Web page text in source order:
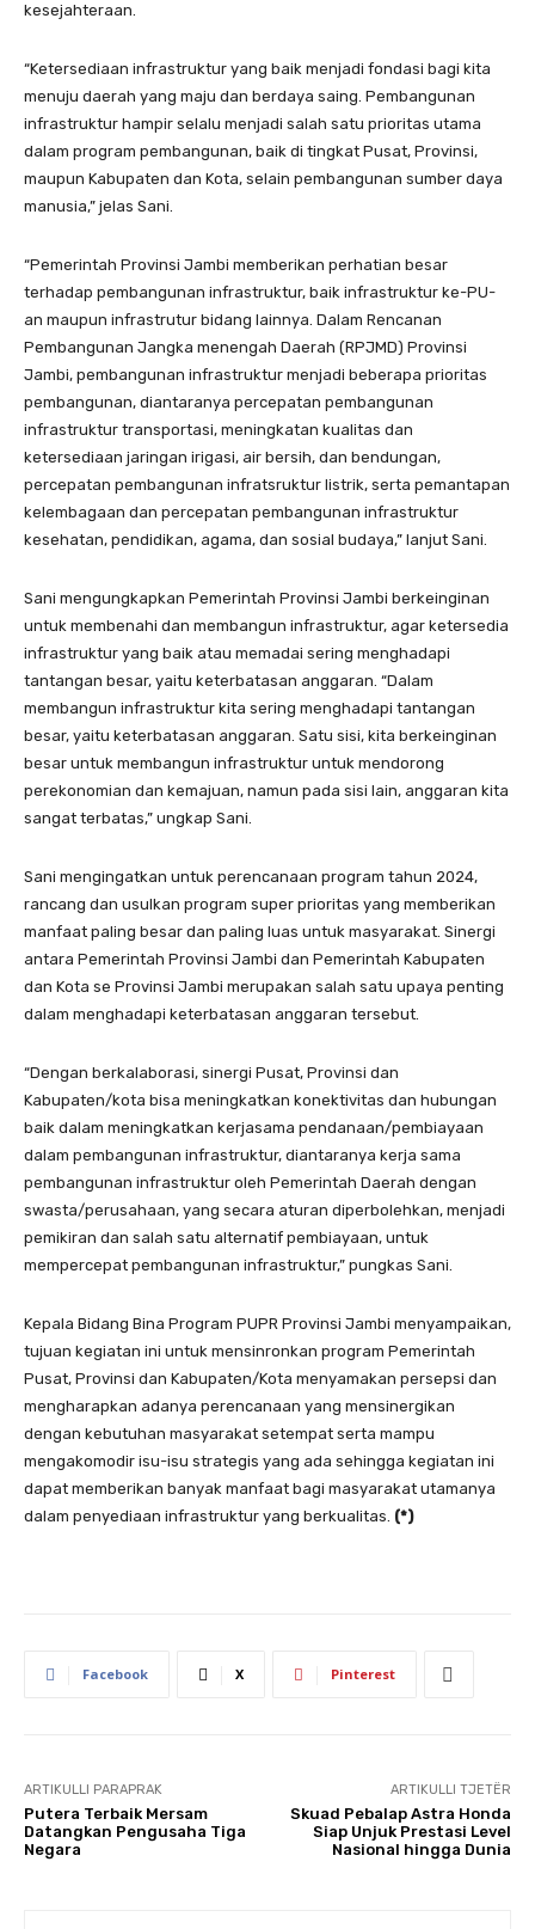
kesejahteraan.
“Ketersediaan infrastruktur yang baik menjadi fondasi bagi kita
menuju daerah yang maju dan berdaya saing. Pembangunan
infrastruktur hampir selalu menjadi salah satu prioritas utama
dalam program pembangunan, baik di tingkat Pusat, Provinsi,
maupun Kabupaten dan Kota, selain pembangunan sumber daya
manusia,” jelas Sani.
“Pemerintah Provinsi Jambi memberikan perhatian besar
terhadap pembangunan infrastruktur, baik infrastruktur ke-PU-
an maupun infrastrutur bidang lainnya. Dalam Rencanan
Pembangunan Jangka menengah Daerah (RPJMD) Provinsi
Jambi, pembangunan infrastruktur menjadi beberapa prioritas
pembangunan, diantaranya percepatan pembangunan
infrastruktur transportasi, meningkatan kualitas dan
ketersediaan jaringan irigasi, air bersih, dan bendungan,
percepatan pembangunan infratsruktur listrik, serta pemantapan
kelembagaan dan percepatan pembangunan infrastruktur
kesehatan, pendidikan, agama, dan sosial budaya,” lanjut Sani.
Sani mengungkapkan Pemerintah Provinsi Jambi berkeinginan
untuk membenahi dan membangun infrastruktur, agar ketersedia
infrastruktur yang baik atau memadai sering menghadapi
tantangan besar, yaitu keterbatasan anggaran. “Dalam
membangun infrastruktur kita sering menghadapi tantangan
besar, yaitu keterbatasan anggaran. Satu sisi, kita berkeinginan
besar untuk membangun infrastruktur untuk mendorong
perekonomian dan kemajuan, namun pada sisi lain, anggaran kita
sangat terbatas,” ungkap Sani.
Sani mengingatkan untuk perencanaan program tahun 2024,
rancang dan usulkan program super prioritas yang memberikan
manfaat paling besar dan paling luas untuk masyarakat. Sinergi
antara Pemerintah Provinsi Jambi dan Pemerintah Kabupaten
dan Kota se Provinsi Jambi merupakan salah satu upaya penting
dalam menghadapi keterbatasan anggaran tersebut.
“Dengan berkalaborasi, sinergi Pusat, Provinsi dan
Kabupaten/kota bisa meningkatkan konektivitas dan hubungan
baik dalam meningkatkan kerjasama pendanaan/pembiayaan
dalam pembangunan infrastruktur, diantaranya kerja sama
pembangunan infrastruktur oleh Pemerintah Daerah dengan
swasta/perusahaan, yang secara aturan diperbolehkan, menjadi
pemikiran dan salah satu alternatif pembiayaan, untuk
mempercepat pembangunan infrastruktur,” pungkas Sani.
Kepala Bidang Bina Program PUPR Provinsi Jambi menyampaikan,
tujuan kegiatan ini untuk mensinronkan program Pemerintah
Pusat, Provinsi dan Kabupaten/Kota menyamakan persepsi dan
mengharapkan adanya perencanaan yang mensinergikan
dengan kebutuhan masyarakat setempat serta mampu
mengakomodir isu-isu strategis yang ada sehingga kegiatan ini
dapat memberikan banyak manfaat bagi masyarakat utamanya
dalam penyediaan infrastruktur yang berkualitas. (*)
Facebook X Pinterest
ARTIKULLI PARAPRAK
Putera Terbaik Mersam
Datangkan Pengusaha Tiga
Negara
ARTIKULLI TJETËR
Skuad Pebalap Astra Honda
Siap Unjuk Prestasi Level
Nasional hingga Dunia